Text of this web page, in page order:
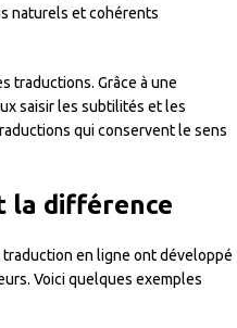
naturels et cohérents
traductions. Grâce à une
saisir les subtilités et les
qui conservent le sens
la différence
traduction en ligne ont développé
Voici quelques exemples